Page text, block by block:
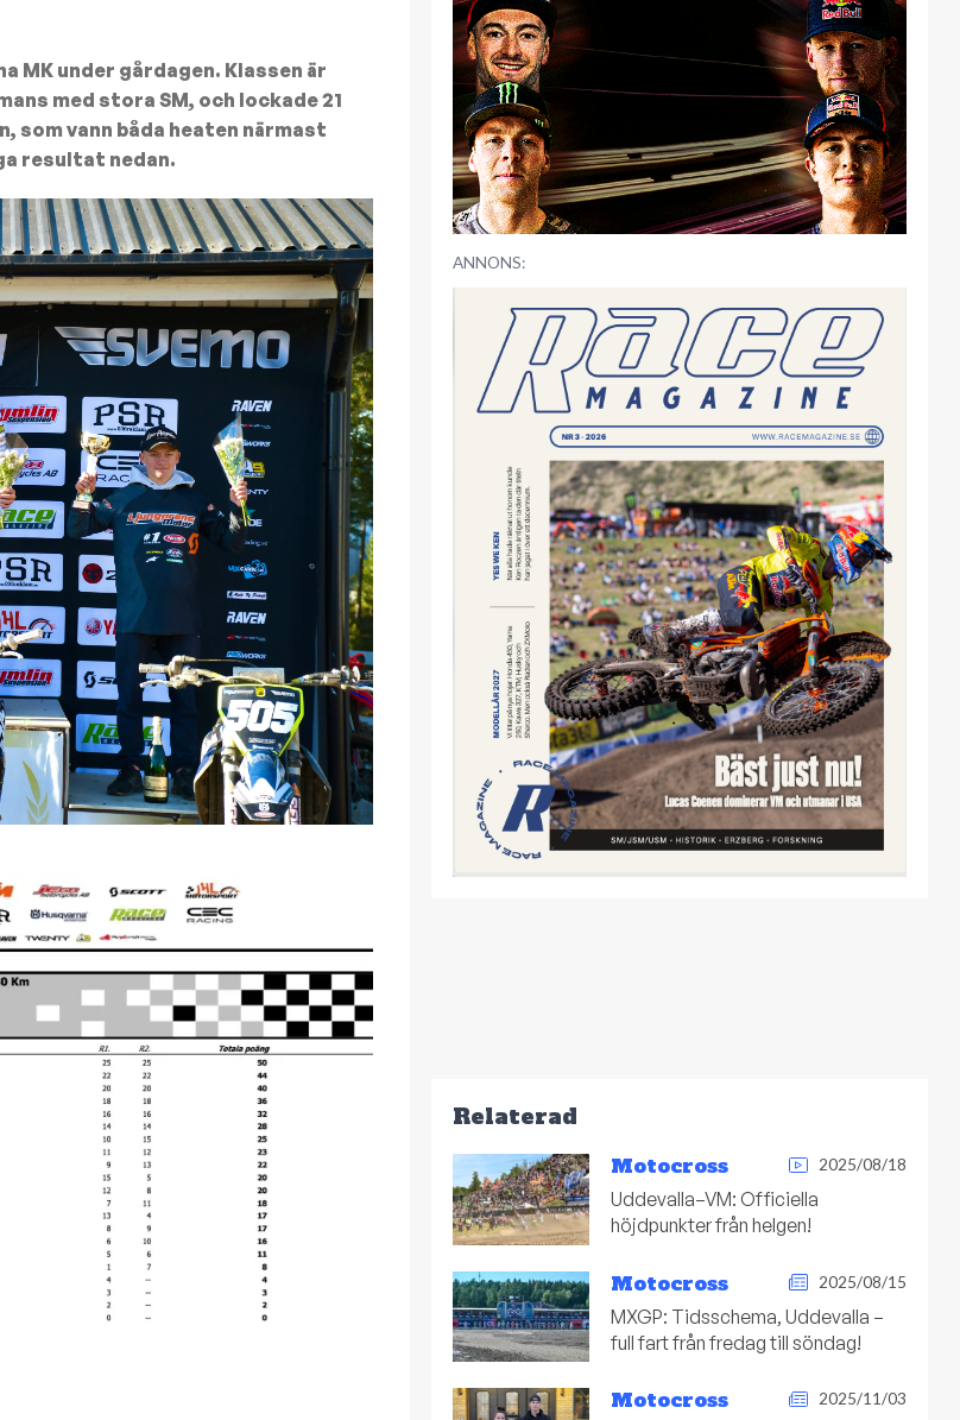
MK under gårdagen. Klassen är
med stora SM, och lockade 21
som vann båda heaten närmast
resultat nedan.
ANNONS:
Relaterad
Motocross 2025/08/18
Uddevalla–VM: Officiella
höjdpunkter från helgen!
Motocross 2025/08/15
MXGP: Tidsschema, Uddevalla –
full fart från fredag till söndag!
Motocross 2025/11/03